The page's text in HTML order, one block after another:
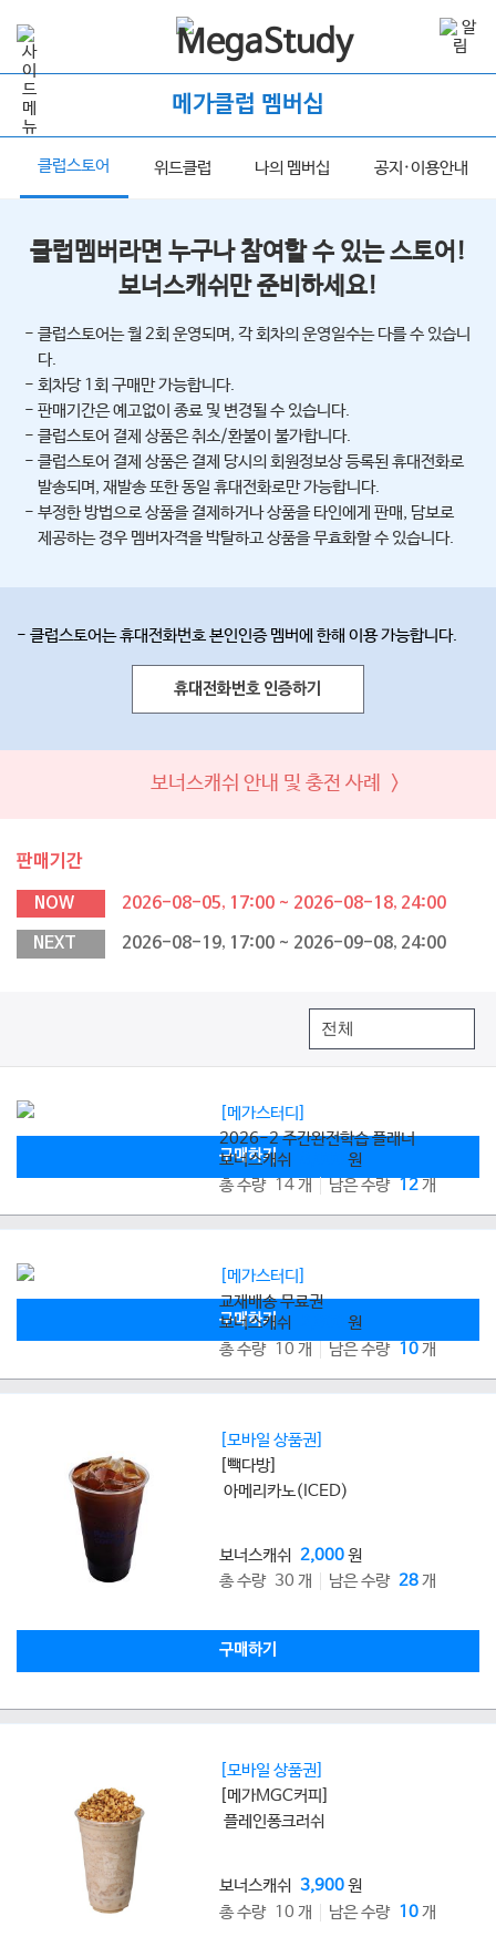
메가클럽 멤버십
클럽스토어 위드클럽 나의 멤버십 공지·이용안내
클럽멤버라면 누구나 참여할 수 있는 스토어!
보너스캐쉬만 준비하세요!
- 클럽스토어는 월 2회 운영되며, 각 회차의 운영일수는 다를 수 있습니
다.
- 회차당 1회 구매만 가능합니다.
- 판매기간은 예고없이 종료 및 변경될 수 있습니다.
- 클럽스토어 결제 상품은 취소/환불이 불가합니다.
- 클럽스토어 결제 상품은 결제 당시의 회원정보상 등록된 휴대전화로
발송되며, 재발송 또한 동일 휴대전화로만 가능합니다.
- 부정한 방법으로 상품을 결제하거나 상품을 타인에게 판매, 담보로
제공하는 경우 멤버자격을 박탈하고 상품을 무효화할 수 있습니다.
- 클럽스토어는 휴대전화번호 본인인증 멤버에 한해 이용 가능합니다.
휴대전화번호 인증하기
보너스캐쉬 안내 및 충전 사례 >
판매기간
NOW 2026-08-05, 17:00 ~ 2026-08-18, 24:00
NEXT 2026-08-19, 17:00 ~ 2026-09-08, 24:00
[메가스터디]
2026-2 주간완전학습 플래너
보너스캐쉬
원
총 수량 14 개
남은 수량 12개
구매하기
[메가스터디]
교재배송 무료권
보너스캐쉬
원
총 수량 10 개
남은 수량 10개
구매하기
[모바일 상품권]
[빽다방]
아메리카노(ICED)
보너스캐쉬 2,000원
총 수량 30 개
남은 수량 28개
구매하기
[모바일 상품권]
[메가MGC커피]
플레인퐁크러쉬
보너스캐쉬 3,900원
총 수량 10 개
남은 수량 10개